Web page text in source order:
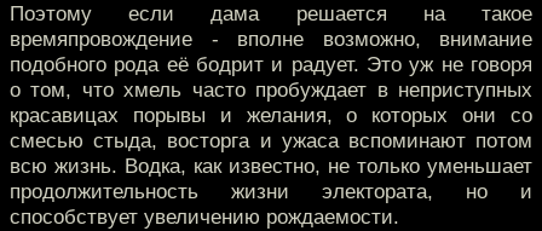
Поэтому если дама решается на такое
времяпровождение - вполне возможно, внимание
подобного рода её бодрит и радует. Это уж не говоря
о том, что хмель часто пробуждает в неприступных
красавицах порывы и желания, о которых они со
смесью стыда, восторга и ужаса вспоминают потом
всю жизнь. Водка, как известно, не только уменьшает
продолжительность жизни электората, но и
способствует увеличению рождаемости.